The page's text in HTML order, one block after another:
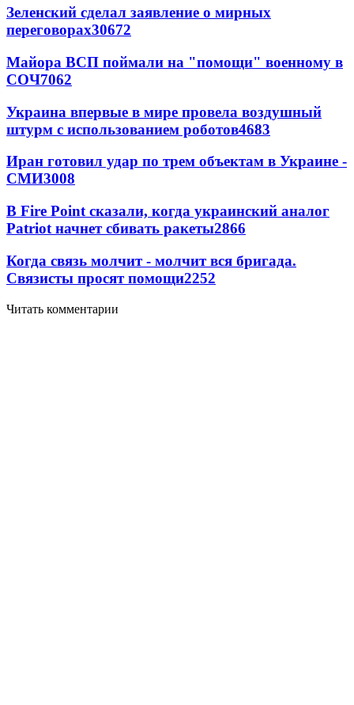
Зеленский сделал заявление о мирных
переговорах30672
Майора ВСП поймали на "помощи" военному в
СОЧ7062
Украина впервые в мире провела воздушный
штурм с использованием роботов4683
Иран готовил удар по трем объектам в Украине -
СМИ3008
В Fire Point сказали, когда украинский аналог
Patriot начнет сбивать ракеты2866
Когда связь молчит - молчит вся бригада.
Связисты просят помощи2252
Читать комментарии